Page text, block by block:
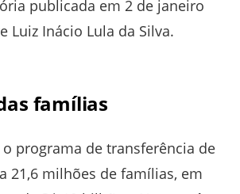
publicada em 2 de janeiro
Luiz Inácio Lula da Silva.
famílias
o programa de transferência de
21,6 milhões de famílias, em